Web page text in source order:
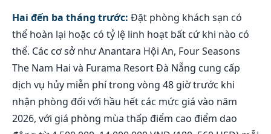
Hai đến ba tháng trước: Đặt phòng khách sạn có
thể hoàn lại hoặc có tỷ lệ linh hoạt bất cứ khi nào có
thể. Các cơ sở như Anantara Hội An, Four Seasons
The Nam Hai và Furama Resort Đà Nẵng cung cấp
dịch vụ hủy miễn phí trong vòng 48 giờ trước khi
nhận phòng đối với hầu hết các mức giá vào năm
2026, với giá phòng mùa thấp điểm cao điểm dao